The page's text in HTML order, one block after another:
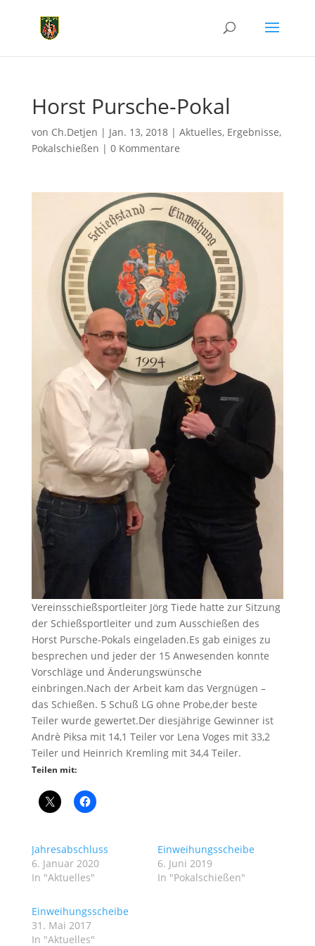
Horst Pursche-Pokal
von Ch.Detjen | Jan. 13, 2018| Aktuelles, Ergebnisse,
Pokalschießen | 0 Kommentare
Vereinsschießsportleiter Jörg Tiede hatte zur Sitzung
der Schießsportleiter und zum Ausschießen des
Horst Pursche-Pokals eingeladen.Es gab einiges zu
besprechen und jeder der 15 Anwesenden konnte
Vorschläge und Änderungswünsche
einbringen.Nach der Arbeit kam das Vergnügen –
das Schießen. 5 Schuß LG ohne Probe,der beste
Teiler wurde gewertet.Der diesjährige Gewinner ist
Andrè Piksa mit 14,1 Teiler vor Lena Voges mit 33,2
Teiler und Heinrich Kremling mit 34,4 Teiler.
Teilen mit:
Jahresabschluss
6. Januar 2020
In "Aktuelles"
Einweihungsscheibe
6. Juni 2019
In "Pokalschießen"
Einweihungsscheibe
31. Mai 2017
In "Aktuelles"